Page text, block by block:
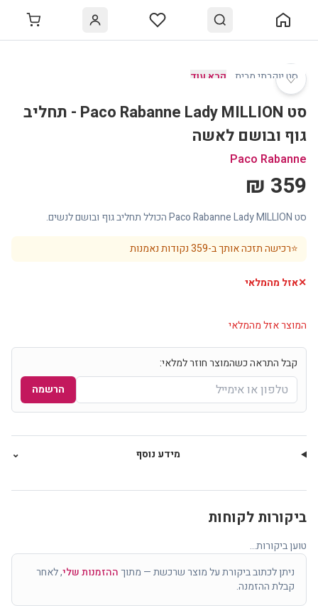
♡
סט יוקרתי מבית קרא עוד
סט Paco Rabanne Lady MILLION - תחליב
גוף ובושם לאשה
Paco Rabanne
359 ₪
סט Paco Rabanne Lady MILLION הכולל תחליב גוף ובושם לנשים.
⭐רכישה תזכה אותך ב-359נקודות נאמנות
✕אזל מהמלאי
המוצר אזל מהמלאי
קבל התראה כשהמוצר חוזר למלאי:
הרשמה
מידע נוסף ⌄
ביקורות לקוחות
טוען ביקורות...
ניתן לכתוב ביקורת על מוצר שרכשת — מתוךההזמנות שלי, לאחר
קבלת ההזמנה.